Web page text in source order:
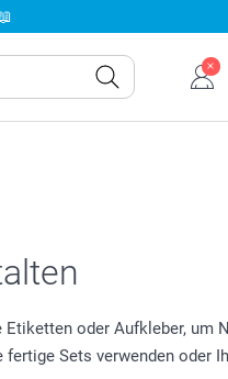
oder Aufkleber, um
Sets verwenden oder